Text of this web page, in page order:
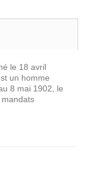
le 18 avril
un homme
8 mai 1902, le